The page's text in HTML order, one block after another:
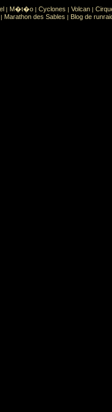
extr�mes
| M�t�o | Cyclones | Volcan |
| Marathon des Sables | Blog de